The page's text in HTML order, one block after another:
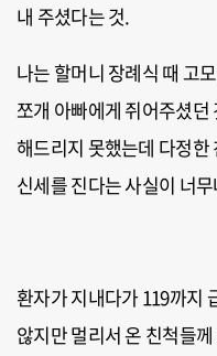
내 주셨다는 것.
나는 할머니 장례식 때 고
쪼개 아빠에게 쥐어주셨
해드리지 못했는데 다정
신세를 진다는 사실이 너
환자가 지내다가 119까지
않지만 멀리서 온 친척들